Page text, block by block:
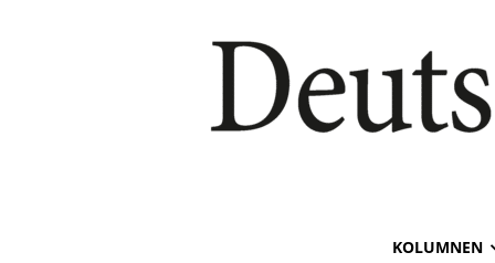
KOLUMNEN